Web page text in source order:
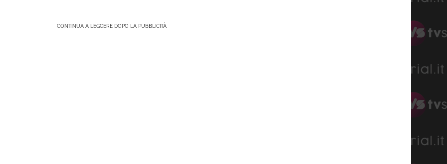
CONTINUA A LEGGERE DOPO LA PUBBLICITÀ